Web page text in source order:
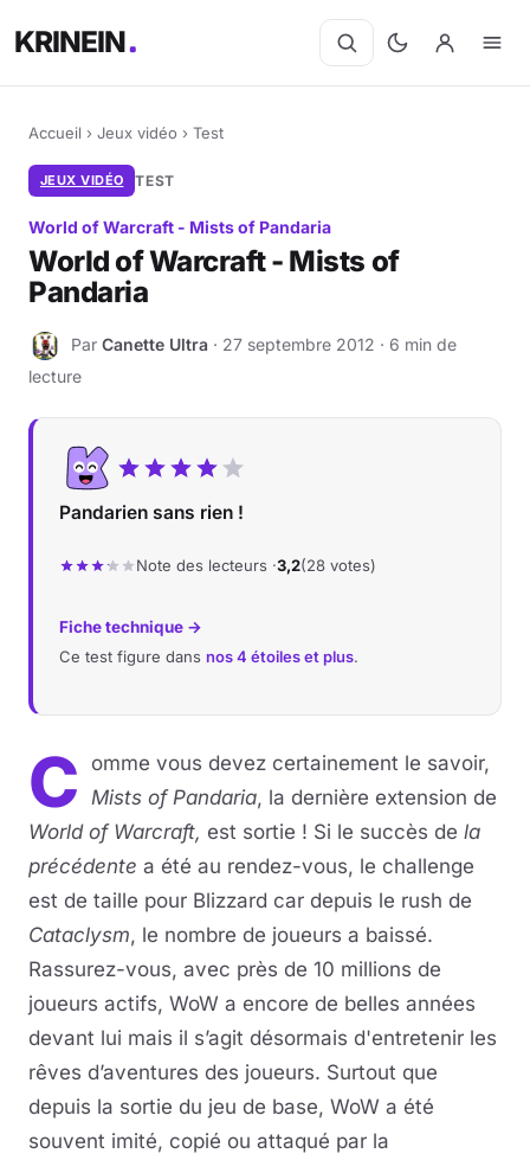
KRINEIN
Accueil › Jeux vidéo › Test
JEUX VIDÉO TEST
World of Warcraft - Mists of Pandaria
World of Warcraft - Mists of
Pandaria
C Par Canette Ultra · 27 septembre 2012 · 6 min de
lecture
Pandarien sans rien !
Note des lecteurs ·3,2(28 votes)
Fiche technique →
Ce test figure dans nos 4 étoiles et plus.
C
omme vous devez certainement le savoir,
Mists of Pandaria, la dernière extension de
World of Warcraft, est sortie ! Si le succès de la
précédente a été au rendez-vous, le challenge
est de taille pour Blizzard car depuis le rush de
Cataclysm, le nombre de joueurs a baissé.
Rassurez-vous, avec près de 10 millions de
joueurs actifs, WoW a encore de belles années
devant lui mais il s’agit désormais d'entretenir les
rêves d’aventures des joueurs. Surtout que
depuis la sortie du jeu de base, WoW a été
souvent imité, copié ou attaqué par la